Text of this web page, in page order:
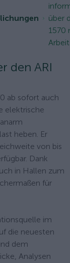
über
1570
den ARI
ab sofort auch
elektrische
heben. Er
von bis
Dank
in Hallen zum
für
im
die neuesten
dem
Analysen